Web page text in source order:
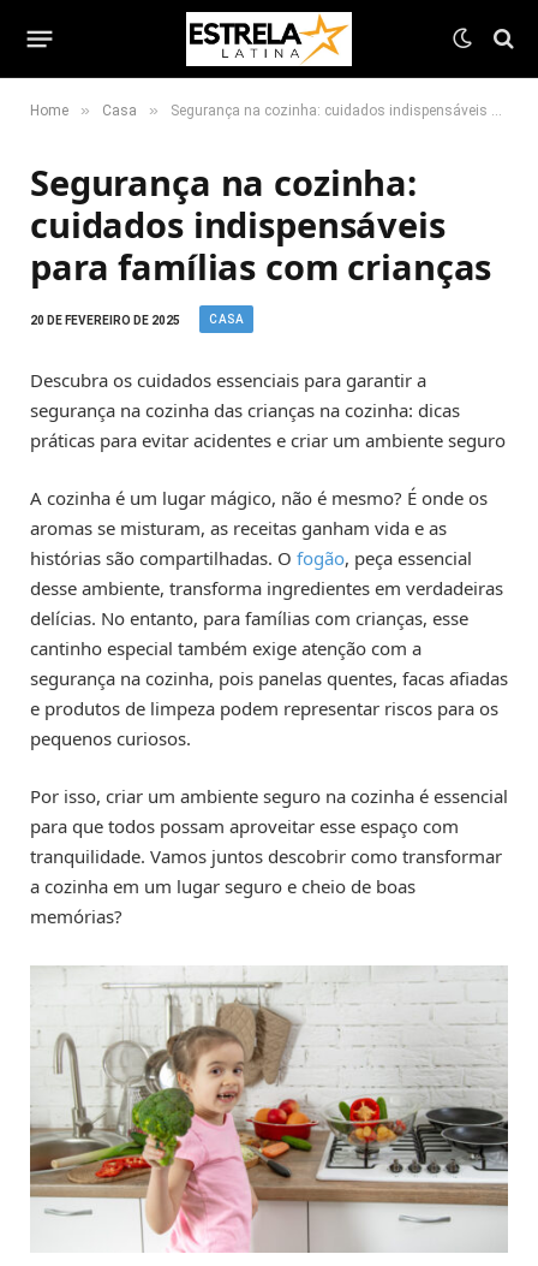
Home » Casa » Segurança na cozinha: cuidados indispensáveis para famílias com crianças
Segurança na cozinha:
cuidados indispensáveis
para famílias com crianças
20 DE FEVEREIRO DE 2025 CASA
Descubra os cuidados essenciais para garantir a
segurança na cozinha das crianças na cozinha: dicas
práticas para evitar acidentes e criar um ambiente seguro
A cozinha é um lugar mágico, não é mesmo? É onde os
aromas se misturam, as receitas ganham vida e as
histórias são compartilhadas. O fogão, peça essencial
desse ambiente, transforma ingredientes em verdadeiras
delícias. No entanto, para famílias com crianças, esse
cantinho especial também exige atenção com a
segurança na cozinha, pois panelas quentes, facas afiadas
e produtos de limpeza podem representar riscos para os
pequenos curiosos.
Por isso, criar um ambiente seguro na cozinha é essencial
para que todos possam aproveitar esse espaço com
tranquilidade. Vamos juntos descobrir como transformar
a cozinha em um lugar seguro e cheio de boas
memórias?